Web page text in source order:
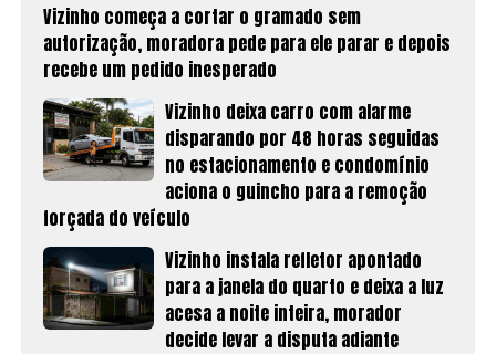
Vizinho começa a cortar o gramado sem
autorização, moradora pede para ele parar e depois
recebe um pedido inesperado
Vizinho deixa carro com alarme
disparando por 48 horas seguidas
no estacionamento e condomínio
aciona o guincho para a remoção
forçada do veículo
Vizinho instala refletor apontado
para a janela do quarto e deixa a luz
acesa a noite inteira, morador
decide levar a disputa adiante